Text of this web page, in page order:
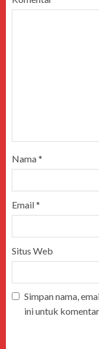
Nama*
Email*
Situs Web
Simpan nama,
ini untuk